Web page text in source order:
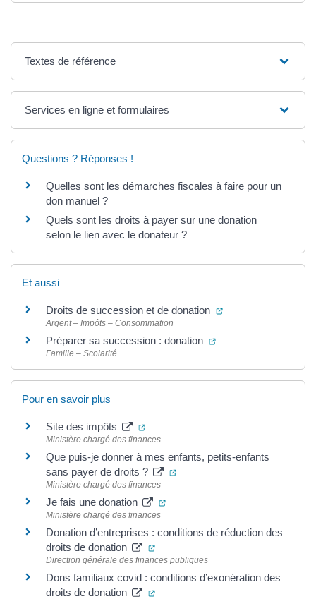
Textes de référence
Services en ligne et formulaires
Questions ? Réponses !
Quelles sont les démarches fiscales à faire pour un
don manuel ?
Quels sont les droits à payer sur une donation
selon le lien avec le donateur ?
Et aussi
Droits de succession et de donation (ouverture dans un
Argent – Impôts – Consommation
Préparer sa succession : donation (ouverture dans un
Famille – Scolarité
Pour en savoir plus
Site des impôts (ouverture dans un nouvel onglet)
Ministère chargé des finances
Que puis-je donner à mes enfants, petits-enfants
sans payer de droits ?
(ouverture dans un nouvel
Ministère chargé des finances
Je fais une donation (ouverture dans un nouvel
Ministère chargé des finances
Donation d’entreprises : conditions de réduction des
droits de donation
(ouverture dans un nouvel onglet)
Direction générale des finances publiques
Dons familiaux covid : conditions d’exonération des
droits de donation
(ouverture dans un nouvel onglet)